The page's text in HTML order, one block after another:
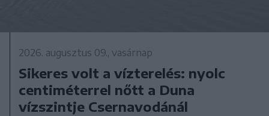
2026. augusztus 09., vasárnap
Sikeres volt a vízterelés: nyolc
centiméterrel nőtt a Duna
vízszintje Csernavodánál